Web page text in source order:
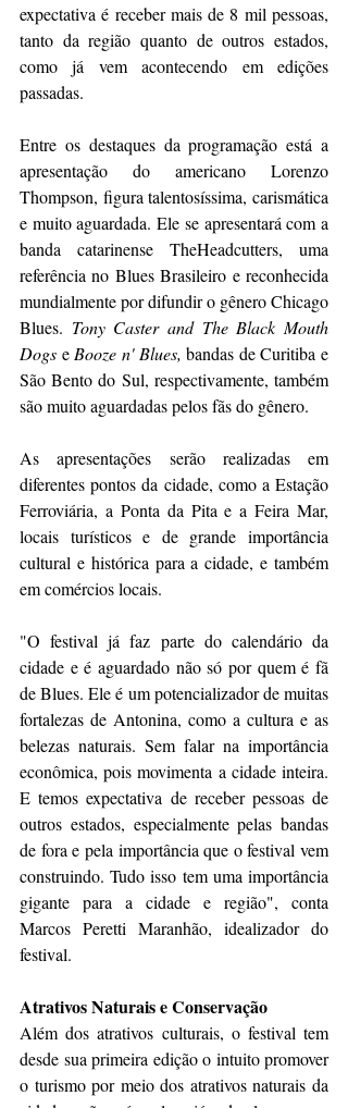
expectativa é receber mais de 8 mil pessoas,
tanto da região quanto de outros estados,
como já vem acontecendo em edições
passadas.
Entre os destaques da programação está a
apresentação do americano Lorenzo
Thompson, figura talentosíssima, carismática
e muito aguardada. Ele se apresentará com a
banda catarinense TheHeadcutters, uma
referência no Blues Brasileiro e reconhecida
mundialmente por difundir o gênero Chicago
Blues. Tony Caster and The Black Mouth
Dogs e Booze n' Blues, bandas de Curitiba e
São Bento do Sul, respectivamente, também
são muito aguardadas pelos fãs do gênero.
As apresentações serão realizadas em
diferentes pontos da cidade, como a Estação
Ferroviária, a Ponta da Pita e a Feira Mar,
locais turísticos e de grande importância
cultural e histórica para a cidade, e também
em comércios locais.
"O festival já faz parte do calendário da
cidade e é aguardado não só por quem é fã
de Blues. Ele é um potencializador de muitas
fortalezas de Antonina, como a cultura e as
belezas naturais. Sem falar na importância
econômica, pois movimenta a cidade inteira.
E temos expectativa de receber pessoas de
outros estados, especialmente pelas bandas
de fora e pela importância que o festival vem
construindo. Tudo isso tem uma importância
gigante para a cidade e região", conta
Marcos Peretti Maranhão, idealizador do
festival.
Atrativos Naturais e Conservação
Além dos atrativos culturais, o festival tem
desde sua primeira edição o intuito promover
o turismo por meio dos atrativos naturais da